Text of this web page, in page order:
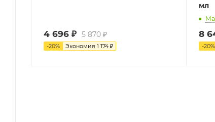
4 696 ₽ 5 870 ₽
-20% Экономия 1 174 ₽
мл
8
-20%